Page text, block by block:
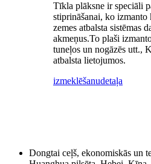
Tīkla plāksne ir speciāli
stiprināšanai, ko izmanto
zemes atbalsta sistēmas
akmeņus.To plaši
tuneļos un nogāzēs utt.,
atbalsta lietojumos.
izmeklēšanudetaļa
Dongtai ceļš, ekonomiskās un